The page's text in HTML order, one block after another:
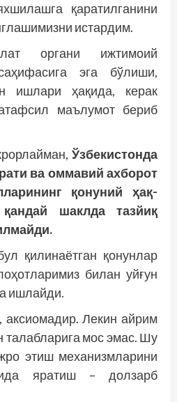
қаратилганини
истардим.
органи ижтимоий
эга бўлиши,
ишлари ҳақида, керак
маълумот бериб
Ўзбекистонда
ва оммавий ахборот
қонуний ҳақ-
шаклда тазйиқ
қилинаётган қонунлар
билан уйғун
ишлайди.
аксиомадир. Лекин айрим
талабларига мос эмас. Шу
этиш механизмларини
яратиш – долзарб